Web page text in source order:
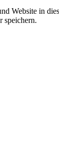
Website in
speichern.